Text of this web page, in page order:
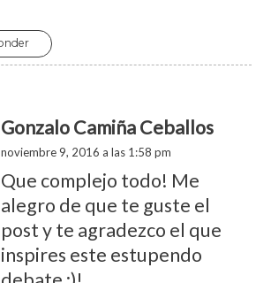
Gonzalo Camiña Ceballos
noviembre 9, 2016 a las 1:58 pm
Que complejo todo! Me
alegro de que te guste el
post y te agradezco el que
inspires este estupendo